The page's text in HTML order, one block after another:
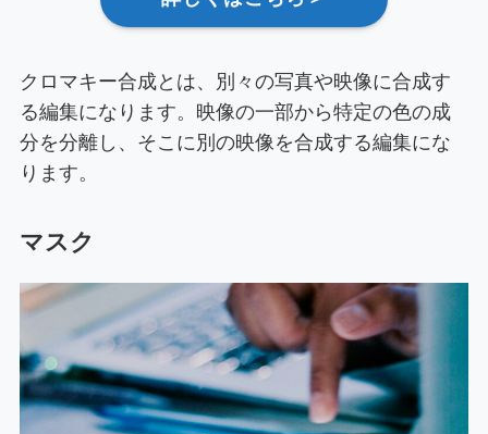
クロマキー合成とは、別々の写真や映像に合成す
る編集になります。映像の一部から特定の色の成
分を分離し、そこに別の映像を合成する編集にな
ります。
マスク